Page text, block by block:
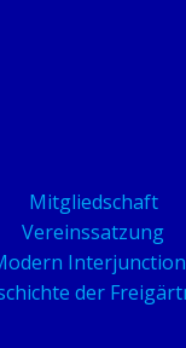
Mitgliedschaft
Vereinssatzung
der